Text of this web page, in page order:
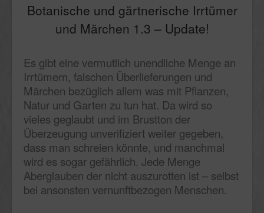
Botanische und gärtnerische Irrtümer
und Märchen 1.3 – Update!
Es gibt eine vermutlich unendliche Menge an
Irrtümern, falschen Überlieferungen und
Märchen bezüglich allem was mit Pflanzen,
Natur und Garten zu tun hat. Da wird so
vieles geglaubt und im Brustton der
Überzeugung unverifiziert weiter gegeben,
dass man schreien könnte, und manchmal
wird es sogar gefährlich. Jede Menge
Aberglauben der nicht auszurotten ist – selbst
bei ansonsten vernunftbezogen Menschen.